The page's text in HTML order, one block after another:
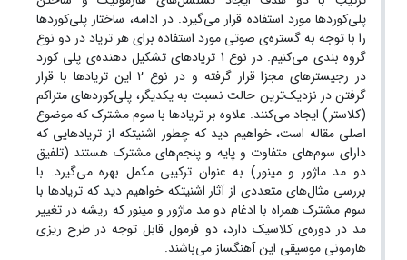
پلی‌کوردها مورد استفاده قرار می‌گیرد. در ادامه، ساختار پلی‌کوردها
را با توجه به گستره‌ی صوتی مورد استفاده برای هر تریاد در دو نوع
گروه بندی می‌کنیم. در نوع 1 تریادهای تشکیل دهنده‌ی پلی کورد
در رجیسترهای مجزا قرار گرفته و در نوع 2 این تریادها با قرار
گرفتن در نزدیک‌ترین حالت نسبت به یکدیگر، پلی‌کوردهای متراکم
(کلاستر) ایجاد می‌کنند. علاوه بر تریادها با سوم مشترک که موضوع
اصلی مقاله است، خواهیم دید که چطور اشنیتکه از تریادهایی که
دارای سوم‌های متفاوت و پایه و پنجم‌های مشترک هستند (تلفیق
دو مد ماژور و مینور) به عنوان ترکیبی مکمل بهره می‌گیرد. با
بررسی مثال‌های متعددی از آثار اشنیتکه خواهیم دید که تریادها با
سوم مشترک همراه با ادغام دو مد ماژور و مینور که ریشه در تغییر
مد در دوره‌ی کلاسیک دارد، دو فرمول قابل توجه در طرح ریزی
هارمونی موسیقی این آهنگساز می‌باشند.